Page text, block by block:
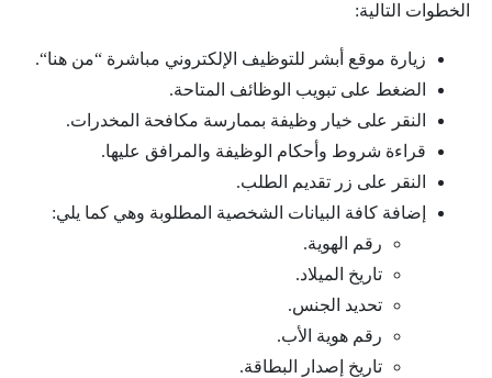
الخطوات التالية:
زيارة موقع أبشر للتوظيف الإلكتروني مباشرة “من هنا“.
الضغط على تبويب الوظائف المتاحة.
النقر على خيار وظيفة بممارسة مكافحة المخدرات.
قراءة شروط وأحكام الوظيفة والمرافق عليها.
النقر على زر تقديم الطلب.
إضافة كافة البيانات الشخصية المطلوبة وهي كما يلي:
رقم الهوية.
تاريخ الميلاد.
تحديد الجنس.
رقم هوية الأب.
تاريخ إصدار البطاقة.